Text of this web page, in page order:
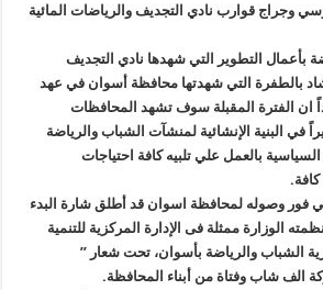
وجراج قوارب نادي التجديف والرياضات المائية
بأعمال التطوير التي شهدها نادي التجديف
بالطفرة التي شهدتها محافظة أسوان في عهد
ان الفترة المقبلة سوف تشهد المحافظات
في البنية الإنشائية لمنشآت الشباب والرياضة
بالعمل علي تلبيه كافة احتياجات
فور وصوله لمحافظة اسوان قد أطلق شارة البدء
الوزارة ممثلة فى الإدارة المركزية للتنمية
الشباب والرياضة بأسوان، تحت شعار ”
الف شاب وفتاة من أبناء المحافظة.